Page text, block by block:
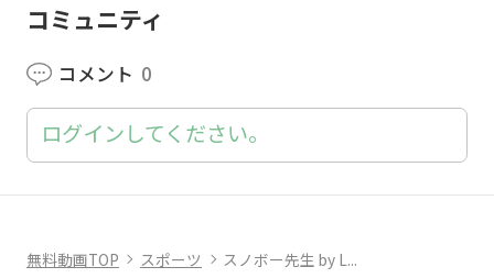
コミュニティ
コメント 0
ログインしてください。
無料動画TOP スポーツ スノボー先生 by L...